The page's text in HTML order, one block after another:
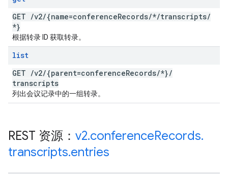
GET /v2/{name=conferenceRecords/*/transcripts/
*}
根据转录 ID 获取转录。
list
GET /v2/{parent=conferenceRecords/*}/
transcripts
列出会议记录中的一组转录。
REST 资源： v2.conferenceRecords.
transcripts.entries